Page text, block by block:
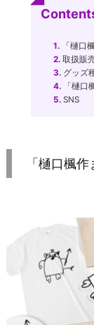
1. 「樋口
2. 取扱販
3. グッズ
4. 「樋口
5. SNS
「樋口楓